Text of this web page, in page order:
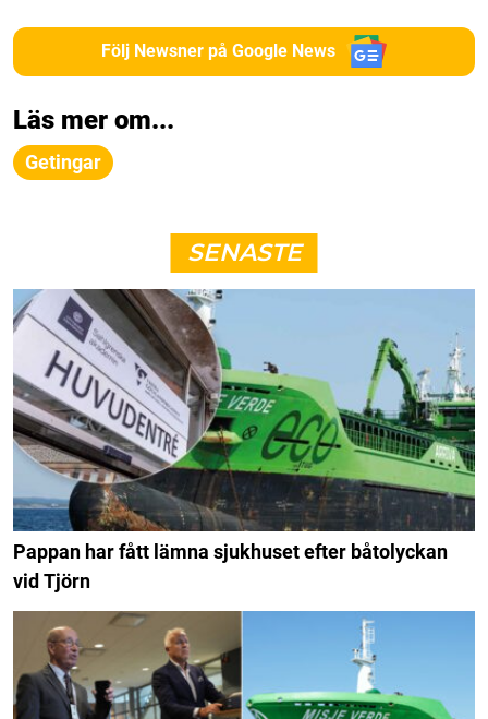
Följ Newsner på Google News
Läs mer om...
Getingar
SENASTE
Pappan har fått lämna sjukhuset efter båtolyckan
vid Tjörn